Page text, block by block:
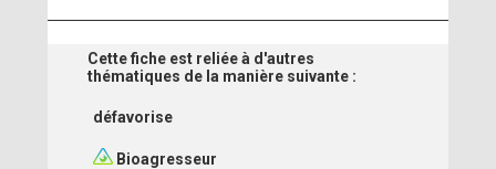
Cette fiche est reliée à d'autres
thématiques de la manière suivante :
défavorise
Bioagresseur